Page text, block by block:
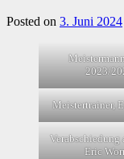
Posted on 3. Juni 2024
2023/
Meistertrainer,
Verabschiedung
Eric